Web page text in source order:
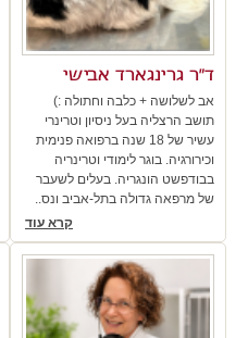
ד"ר גרינגארד אבישי
אב לשלושה + כלבה וחתולה :)
תושב הרצליה בעל ניסיון וטרינרי
עשיר של 18 שנה ברפואה פנימית
וכירורגיה. בוגר לימודי וטרינריה
בבודפשט הונגריה. בעלים לשעבר
של מרפאה גדולה בתל-אביב ונס..
קרא עוד